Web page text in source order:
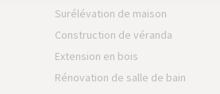
Surélévation de maison
Construction de véranda
Extension en bois
Rénovation de salle de bain